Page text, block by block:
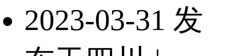
2023-03-31 发